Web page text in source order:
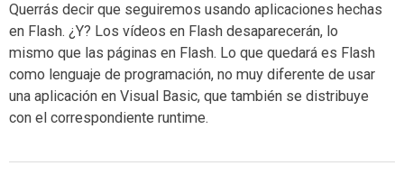
Querrás decir que seguiremos usando aplicaciones hechas
en Flash. ¿Y? Los vídeos en Flash desaparecerán, lo
mismo que las páginas en Flash. Lo que quedará es Flash
como lenguaje de programación, no muy diferente de usar
una aplicación en Visual Basic, que también se distribuye
con el correspondiente runtime.